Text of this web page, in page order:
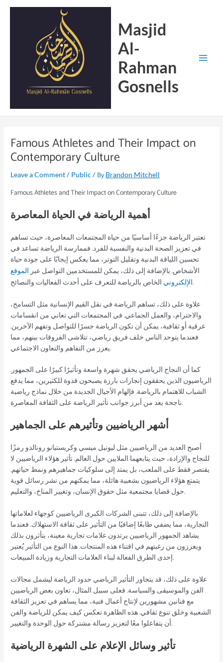
Masjid
Al-
Rahman
Gosnells
Famous Athletes and Their Impact on
Contemporary Culture
Leave a Comment/ Public / ByBrandon Mitchell
Famous Athletes and Their Impact on Contemporary Culture
أهمية الرياضة في الحياة المعاصرة
تعتبر الرياضة جزءًا أساسيًا من حياة المجتمعات المعاصرة، حيث تساهم
في تعزيز الصحة البدنية والنفسية للفرد. فممارسة الرياضة تساعد في
تحسين اللياقة البدنية وتقليل التوتر، مما يعكس إيجابًا على جودة حياة
الأشخاص. بالإضافة إلى ذلك، يمكن للمستخدمين التواصل عبر الموقع
الإلكترونيالخاص بالرياضة للتعرف على أحدث الفعاليات والنصائح.
علاوة على ذلك، تساهم الرياضة في نقل القيم الإنسانية مثل التسامح،
والاحترام، والعمل الجماعي. في المجتمعات التي تعاني من انقسامات
عرقية أو ثقافية، يمكن أن تكون الرياضة جسرًا للتواصل وتفهم الآخرين.
فعندما يتوحد الناس خلف فريق رياضي، تتلاشى الفروقات بينهم، مما
يعزز من التفاهم والتعاون الاجتماعي.
كما أن النجاح الرياضي يحقق شهرة واسعة وتأثيرًا كبيرًا على الجمهور.
الرياضيون الذين يحققون إنجازات بارزة يصبحون قدوة للكثيرين، مما يدفع
الشباب للاهتمام بالرياضة. فإلهام الأجيال الجديدة من خلال نماذج رياضية
ناجحة يعد من أبرز جوانب تأثير الرياضة على الثقافة المعاصرة.
أشهر الرياضيين وتأثيرهم على الجماهير
أصبح العديد من الرياضيين مثل ليونيل ميسي وكريستيانو رونالدو رمزًا
للنجاح والإرادة، حيث يتابعهما الملايين حول العالم. تأثير هؤلاء الرياضيين لا
يقتصر فقط على الملعب، بل يمتد إلى سلوكيات جماهيرهم ونمط حياتهم.
يتمتع هؤلاء الرياضيون بشعبية هائلة، مما يمكنهم من نشر رسائل قوية
حول قضايا مجتمعية مثل حقوق الإنسان، وتغيير المناخ، والتعليم.
بالإضافة إلى ذلك، تتبنى الشركات الكبرى الرياضيين كوجهاء لعلاماتها
التجارية، مما يضفي طابعًا إضافيًا من التأثير على ثقافة الاستهلاك. فعندما
يشاهد الجمهور الرياضيين يرتدون علامات تجارية معينة، يتأثرون بذلك
ويعززون من رغبتهم في اقتناء هذه المنتجات. هذا النوع من التأثير يُعتبر
إحدى الطرق الفعالة لبناء العلامات التجارية وزيادة المبيعات.
علاوة على ذلك، قد يتجاوز التأثير الرياضي حدود الرياضة ليشمل مجالات
الفن والموسيقى والسياسة. فعلى سبيل المثال، تعاون بعض الرياضيين
مع فنانين مشهورين لإنتاج أعمال فنية، مما يساهم في تعزيز الثقافة
الشعبية وخلق تنوع ثقافي. هذه الظاهرة تعكس كيف يمكن للرياضة والفن
أن يتفاعلوا معًا لتعزيز رسالة مشتركة حول الوحدة والتغيير.
تأثير وسائل الإعلام على الشهرة الرياضية